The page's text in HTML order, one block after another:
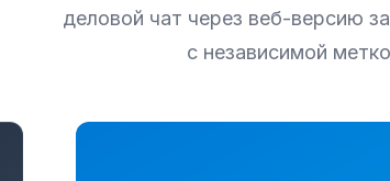
деловой чат через веб-версию
с независимой